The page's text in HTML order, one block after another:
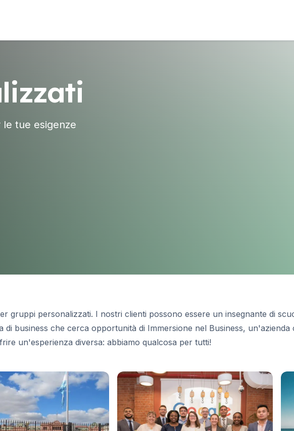
le tue esigenze
gruppi personalizzati. I nostri clienti possono essere un insegnante di
business che cerca opportunità di Immersione nel Business,
un'esperienza diversa: abbiamo qualcosa per tutti!